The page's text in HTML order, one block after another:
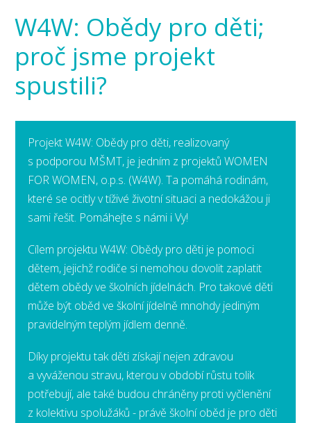
W4W: Obědy pro děti;
proč jsme projekt
spustili?
Projekt W4W: Obědy pro děti, realizovaný
s podporou MŠMT, je jedním z projektů WOMEN
FOR WOMEN, o.p.s. (W4W). Ta pomáhá rodinám,
které se ocitly v tíživé životní situaci a nedokážou ji
sami řešit. Pomáhejte s námi i Vy!
Cílem projektu W4W: Obědy pro děti je pomoci
dětem, jejichž rodiče si nemohou dovolit zaplatit
dětem obědy ve školních jídelnách. Pro takové děti
může být oběd ve školní jídelně mnohdy jediným
pravidelným teplým jídlem denně.
Díky projektu tak děti získají nejen zdravou
a vyváženou stravu, kterou v období růstu tolik
potřebují, ale také budou chráněny proti vyčlenění
z kolektivu spolužáků - právě školní oběd je pro děti